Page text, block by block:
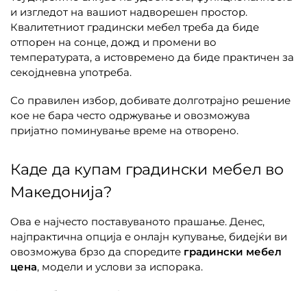
и изгледот на вашиот надворешен простор.
Квалитетниот градински мебел треба да биде
отпорен на сонце, дожд и промени во
температурата, а истовремено да биде практичен за
секојдневна употреба.
Со правилен избор, добивате долготрајно решение
кое не бара често одржување и овозможува
пријатно поминување време на отворено.
Каде да купам градински мебел во
Македонија?
Ова е најчесто поставуваното прашање. Денес,
најпрактична опција е онлајн купување, бидејќи ви
овозможува брзо да споредите градински мебел
цена, модели и услови за испорака.